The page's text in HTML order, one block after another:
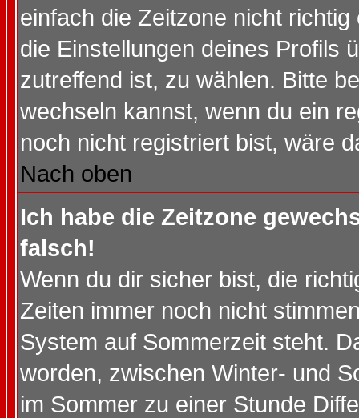
einfach die Zeitzone nicht
die Einstellungen deines Profils
zutreffend ist, zu wählen. Bitte
wechseln kannst, wenn du ein
noch nicht registriert bist, wäre
Nach oben
Ich habe die Zeitzone
falsch!
Wenn du dir sicher bist, die
Zeiten immer noch nicht
System auf Sommerzeit steht.
worden, zwischen Winter- und
im Sommer zu einer Stunde